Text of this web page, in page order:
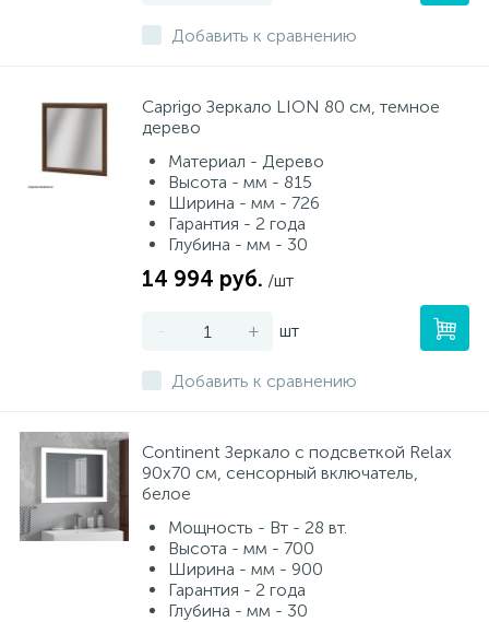
Добавить к сравнению
Caprigo Зеркало LION 80 см, темное
дерево
Материал - Дерево
Высота - мм - 815
Ширина - мм - 726
Гарантия - 2 года
Глубина - мм - 30
14 994 руб. /шт
- + шт
Добавить к сравнению
Continent Зеркало с подсветкой Relax
90х70 см, сенсорный включатель,
белое
Мощность - Вт - 28 вт.
Высота - мм - 700
Ширина - мм - 900
Гарантия - 2 года
Глубина - мм - 30